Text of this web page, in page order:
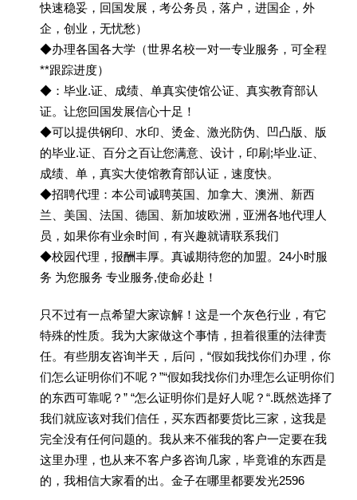
快速稳妥，回国发展，考公务员，落户，进国企，外
企，创业，无忧愁）
◆办理各国各大学（世界名校一对一专业服务，可全程
**跟踪进度）
◆：毕业.证、成绩、单真实使馆公证、真实教育部认
证。让您回国发展信心十足！
◆可以提供钢印、水印、烫金、激光防伪、凹凸版、版
的毕业.证、百分之百让您满意、设计，印刷;毕业.证、
成绩、单，真实大使馆教育部认证，速度快。
◆招聘代理：本公司诚聘英国、加拿大、澳洲、新西
兰、美国、法国、德国、新加坡欧洲，亚洲各地代理人
员，如果你有业余时间，有兴趣就请联系我们
◆校园代理，报酬丰厚。真诚期待您的加盟。24小时服
务 为您服务 专业服务,使命必赴！
只不过有一点希望大家谅解！这是一个灰色行业，有它
特殊的性质。我为大家做这个事情，担着很重的法律责
任。有些朋友咨询半天，后问，“假如我找你们办理，你
们怎么证明你们不呢？”“假如我找你们办理怎么证明你们
的东西可靠呢？” “怎么证明你们是好人呢？“.既然选择了
我们就应该对我们信任，买东西都要货比三家，这我是
完全没有任何问题的。我从来不催我的客户一定要在我
这里办理，也从来不客户多咨询几家，毕竟谁的东西是
的，我相信大家看的出。金子在哪里都要发光2596